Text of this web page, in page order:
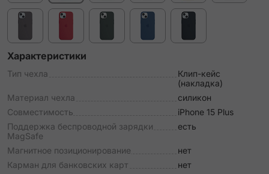
Характеристики
Тип чехла
Клип-кейс
(накладка)
Материал чехла
силикон
Совместимость
iPhone 15 Plus
Поддержка беспроводной зарядки
MagSafe
есть
Магнитное позиционирование
нет
Карман для банковских карт
нет